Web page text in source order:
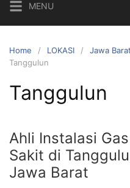
MENU
Home LOKASI Jawa Barat
Tanggulun
Tanggulun
Ahli Instalasi
Sakit di
Jawa Barat